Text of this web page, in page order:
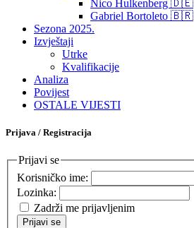
Nico Hulkenberg 🇩🇪
Gabriel Bortoleto 🇧🇷
Sezona 2025.
Izvještaji
Utrke
Kvalifikacije
Analiza
Povijest
OSTALE VIJESTI
Prijava / Registracija
Prijavi se
Korisničko ime:
Lozinka:
Zadrži me prijavljenim
Prijavi se